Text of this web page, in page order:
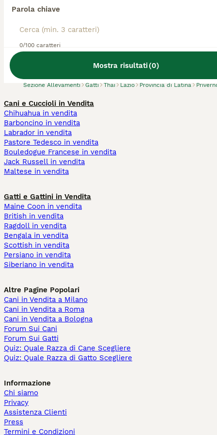
Parola chiave
0/100 caratteri
Mostra risultati(0)
Sezione Allevamenti Gatti Thai Lazio Provincia di Latina
Cani e Cuccioli in Vendita
Chihuahua in vendita
Barboncino in vendita
Labrador in vendita
Pastore Tedesco in vendita
Bouledogue Francese in vendita
Jack Russell in vendita
Maltese in vendita
Gatti e Gattini in Vendita
Maine Coon in vendita
British in vendita
Ragdoll in vendita
Bengala in vendita
Scottish in vendita
Persiano in vendita
Siberiano in vendita
Altre Pagine Popolari
Cani in Vendita a Milano
Cani in Vendita a Roma
Cani in Vendita a Bologna
Forum Sui Cani
Forum Sui Gatti
Quiz: Quale Razza di Cane Scegliere
Quiz: Quale Razza di Gatto Scegliere
Informazione
Chi siamo
Privacy
Assistenza Clienti
Press
Termini e Condizioni